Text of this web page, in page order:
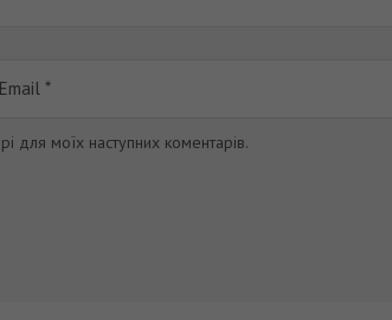
для моїх наступних коментарів.